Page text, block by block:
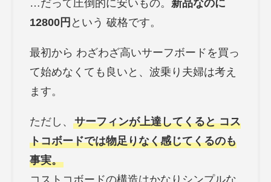
…だって圧倒的に安いもの。 新品なのに
12800円 という 破格です。
最初から わざわざ高いサーフボードを買っ
て始めなくても良いと、波乗り夫婦は考え
ます。
ただし、 サーフィンが上達してくると コス
トコボードでは物足りなく感じてくるのも
事実。
コストコボードの構造はかなりシンプルな